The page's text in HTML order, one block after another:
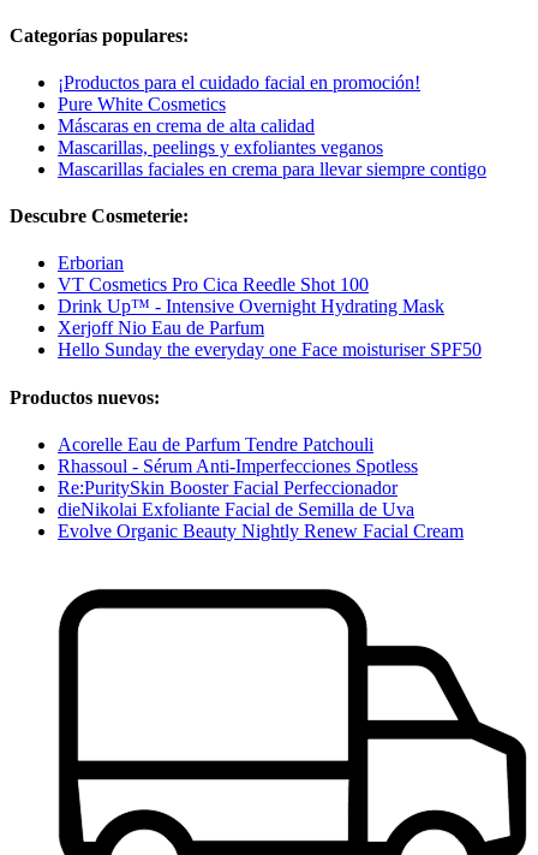
Categorías populares:
¡Productos para el cuidado facial en promoción!
Pure White Cosmetics
Máscaras en crema de alta calidad
Mascarillas, peelings y exfoliantes veganos
Mascarillas faciales en crema para llevar siempre contigo
Descubre Cosmeterie:
Erborian
VT Cosmetics Pro Cica Reedle Shot 100
Drink Up™ - Intensive Overnight Hydrating Mask
Xerjoff Nio Eau de Parfum
Hello Sunday the everyday one Face moisturiser SPF50
Productos nuevos:
Acorelle Eau de Parfum Tendre Patchouli
Rhassoul - Sérum Anti-Imperfecciones Spotless
Re:PuritySkin Booster Facial Perfeccionador
dieNikolai Exfoliante Facial de Semilla de Uva
Evolve Organic Beauty Nightly Renew Facial Cream